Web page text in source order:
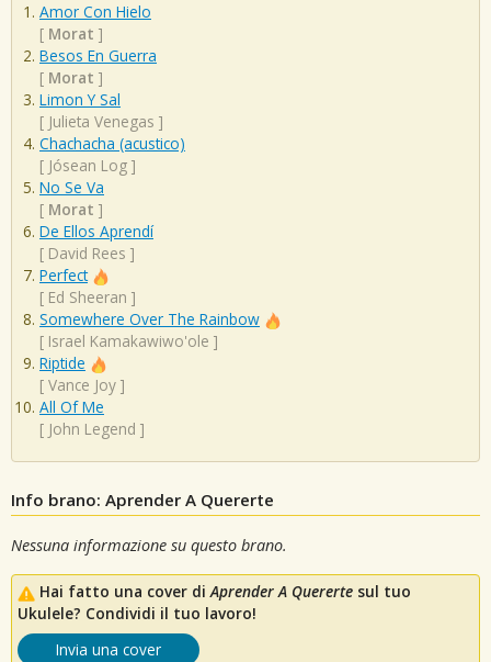
Amor Con Hielo
[ Morat ]
Besos En Guerra
[ Morat ]
Limon Y Sal
[ Julieta Venegas ]
Chachacha (acustico)
[ Jósean Log ]
No Se Va
[ Morat ]
De Ellos Aprendí
[ David Rees ]
Perfect
[ Ed Sheeran ]
Somewhere Over The Rainbow
[ Israel Kamakawiwo'ole ]
Riptide
[ Vance Joy ]
All Of Me
[ John Legend ]
Info brano: Aprender A Quererte
Nessuna informazione su questo brano.
Hai fatto una cover diAprender A Quererte sul tuo
Ukulele? Condividi il tuo lavoro!
Invia una cover